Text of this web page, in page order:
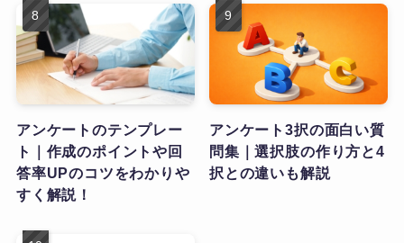
アンケートのテンプレー
ト｜作成のポイントや回
答率UPのコツをわかりや
すく解説！
アンケート3択の面白い質
問集｜選択肢の作り方と4
択との違いも解説